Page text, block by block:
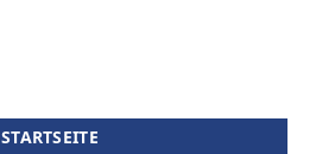
STARTSEITE